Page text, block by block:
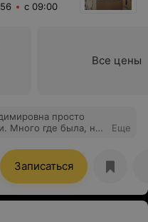
с 09:00
Все цены
просто
Много где была, но
Еще
Записаться